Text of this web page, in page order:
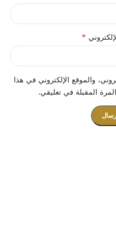
*
والموقع الإلكتروني في هذا
المقبلة في تعليقي.